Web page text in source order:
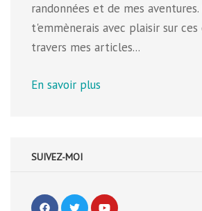
randonnées et de mes
t'emmènerais avec plaisir sur ces
travers mes articles...
En savoir plus
SUIVEZ-MOI